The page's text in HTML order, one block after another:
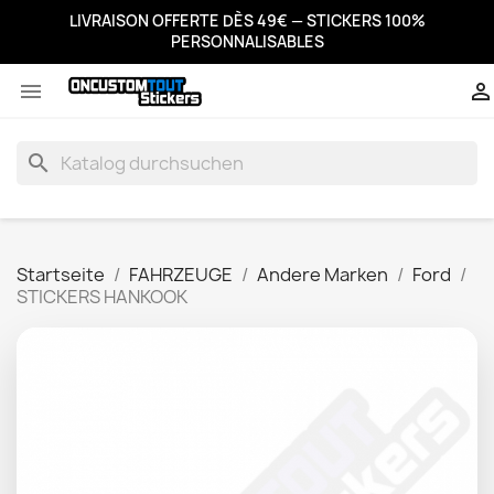
LIVRAISON OFFERTE DÈS 49€ — STICKERS 100%
PERSONNALISABLES
 
search
Startseite FAHRZEUGE Andere Marken
Ford
STICKERS HANKOOK